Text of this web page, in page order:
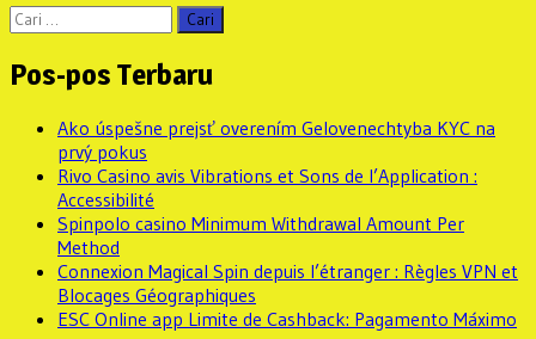
Cari
untuk:
Pos-pos Terbaru
Ako úspešne prejsť overením Gelovenechtyba KYC na
prvý pokus
Rivo Casino avis Vibrations et Sons de l’Application :
Accessibilité
Spinpolo casino Minimum Withdrawal Amount Per
Method
Connexion Magical Spin depuis l’étranger : Règles VPN et
Blocages Géographiques
ESC Online app Limite de Cashback: Pagamento Máximo